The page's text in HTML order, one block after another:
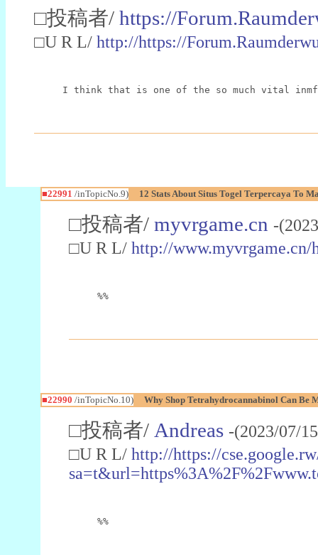
□投稿者/ https://
□U R L/ http://https://
I think that is one of the so much vital
■22991 /inTopicNo.9) 12 Stats About Situs Togel Terpercaya To
□投稿者/ myvrgame.cn -
□U R L/ http://www.myvrgame.cn/
%%
■22990 /inTopicNo.10) Why Shop Tetrahydrocannabinol Can Be
□投稿者/ Andreas -(2023/07/
□U R L/ http://https://
%%